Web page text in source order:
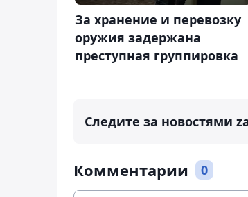
За хранение и перевозку
оружия задержана
преступная группировка
Следите за новостями
Комментарии 0